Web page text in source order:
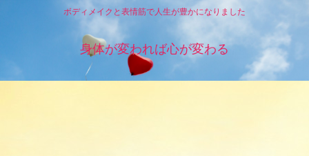
ボディメイクと表情筋で人生が豊かになりました
身体が変われば心が変わる